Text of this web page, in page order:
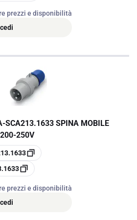
prezzi e disponibilità
-SCA213.1633 SPINA MOBILE
250V
prezzi e disponibilità